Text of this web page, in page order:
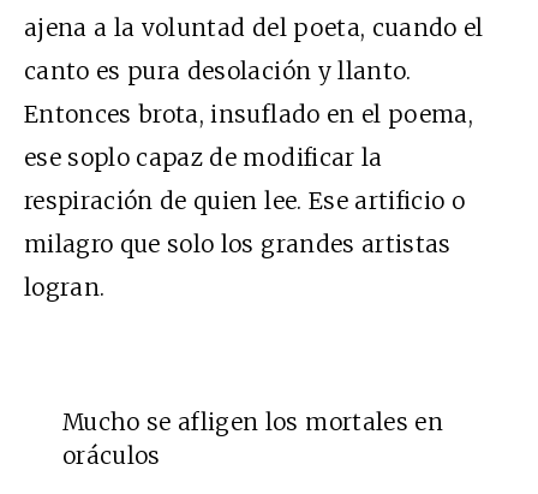
ajena a la voluntad del poeta, cuando el
canto es pura desolación y llanto.
Entonces brota, insuflado en el poema,
ese soplo capaz de modificar la
respiración de quien lee. Ese artificio o
milagro que solo los grandes artistas
logran.
Mucho se afligen los mortales en
oráculos